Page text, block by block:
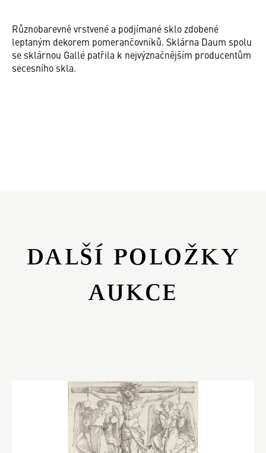
Různobarevně vrstvené a podjímané sklo zdobené
leptaným dekorem pomerančovníků. Sklárna Daum spolu
se sklárnou Gallé patřila k nejvýznačnějším producentům
secesního skla.
DALŠÍ POLOŽKY
AUKCE